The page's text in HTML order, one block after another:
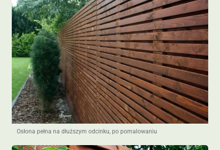
Osłona pełna na dłuższym odcinku, po pomalowaniu